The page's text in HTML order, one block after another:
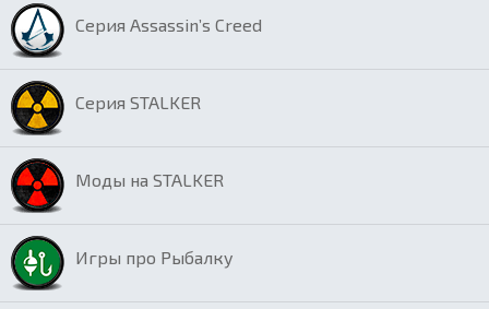
Серия Assassin’s Creed
Серия STALKER
Моды на STALKER
Игры про Рыбалку